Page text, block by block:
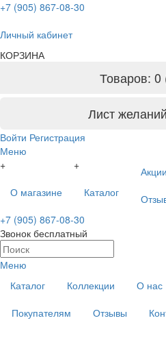
+7 (905) 867-08-30
Личный кабинет
КОРЗИНА
Товаров: 0
Лист
Войти Регистрация
Меню
+
О магазине
+
Каталог
Акции
+7 (905) 867-08-30
Звонок бесплатный
Меню
Каталог
Коллекции О нас
Покупателям
Отзывы